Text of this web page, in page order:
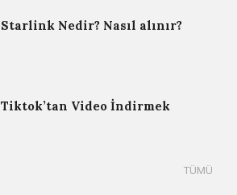
Starlink Nedir? Nasıl alınır?
Tiktok’tan Video İndirmek